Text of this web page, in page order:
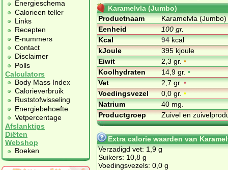
Energieschema
Calorieen teller
Links
Recepten
E-nummers
Contact
Disclaimer
Polls
Calculators
Body Mass Index
Calorieverbruik
Ruststofwisseling
Energiebehoefte
Vetpercentage
Afslanktips
Diëten
Webshop
Boeken
Karamelvla (Jumbo)
Productnaam
Karamelvla (Jumbo)
Eenheid
100 gr.
Kcal
94kcal
kJoule
395 kjoule
Eiwit
2,3 gr.•
Koolhydraten
14,9 gr.•
Vet
2,7 gr.•
Voedingsvezel
0,0 gr.•
Natrium
40 mg.
Productgroep
Zuivel en
Extra calorie waarden van
Verzadigd vet: 1,9 g
Suikers: 10,8 g
Voedingsvezels: 0,0 g